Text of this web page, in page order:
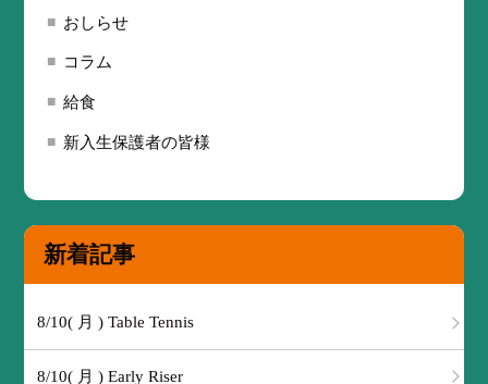
おしらせ
コラム
給食
新入生保護者の皆様
新着記事
8/10( 月 ) Table Tennis
8/10( 月 ) Early Riser